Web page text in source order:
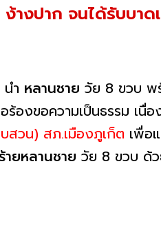
างปาก จนได้รับบา
ำ หลานชาย วัย 8 ขวบ พ
ร้องขอความเป็นธรรม เนื่
วน) สภ.เมืองภูเก็ต เพื่อ
ายหลานชาย วัย 8 ขวบ ด้